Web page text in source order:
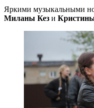
Яркими музыкальными
Миланы Кез и